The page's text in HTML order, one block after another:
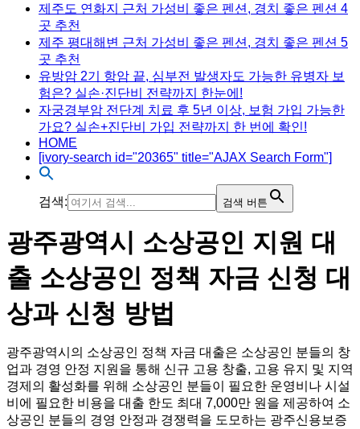
제주도 연화지 근처 가성비 좋은 펜션, 경치 좋은 펜션 4
곳 추천
제주 평대해변 근처 가성비 좋은 펜션, 경치 좋은 펜션 5
곳 추천
유방암 2기 항암 끝, 심부전 발생자도 가능한 유병자 보
험은? 실손·진단비 전략까지 한눈에!
자궁경부암 전단계 치료 후 5년 이상, 보험 가입 가능한
가요? 실손+진단비 가입 전략까지 한 번에 확인!
HOME
[ivory-search id="20365" title="AJAX Search Form"]
검색: 검색 버튼
광주광역시 소상공인 지원 대
출 소상공인 정책 자금 신청 대
상과 신청 방법
광주광역시의 소상공인 정책 자금 대출은 소상공인 분들의 창
업과 경영 안정 지원을 통해 신규 고용 창출, 고용 유지 및 지역
경제의 활성화를 위해 소상공인 분들이 필요한 운영비나 시설
비에 필요한 비용을 대출 한도 최대 7,000만 원을 제공하여 소
상공인 분들의 경영 안정과 경쟁력을 도모하는 광주신용보증